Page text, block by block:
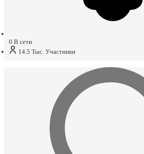
0 В сети
14.5 Тыс. Участники